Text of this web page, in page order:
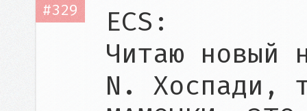
#329
ECS:
Читаю новый
N. Хоспади,